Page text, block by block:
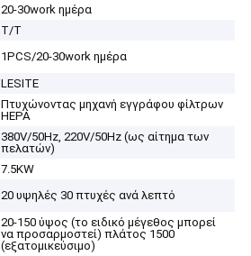
20-30work ημέρα
T/T
1PCS/20-30work ημέρα
LESITE
Πτυχώνοντας μηχανή εγγράφου φίλτρων
HEPA
380V/50Hz, 220V/50Hz (ως αίτημα των
πελατών)
7.5KW
20 υψηλές 30 πτυχές ανά λεπτό
20-150 ύψος (το ειδικό μέγεθος μπορεί
να προσαρμοστεί) πλάτος 1500
(εξατομικεύσιμο)